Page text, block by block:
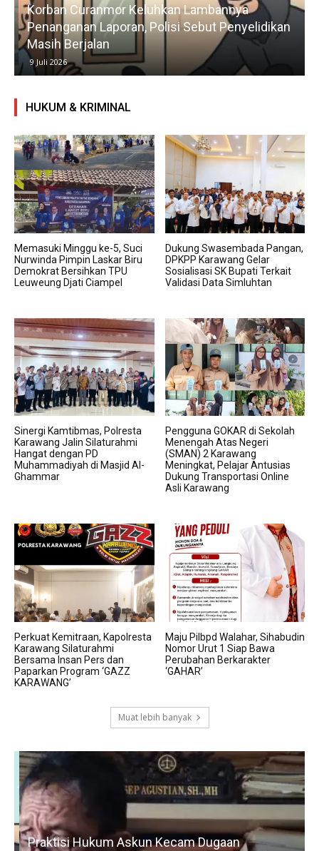
Korban Curanmor Keluhkan Lambannya
Penanganan Laporan, Polisi Sebut Penyelidikan
Masih Berjalan
9 Juli 2026
HUKUM & KRIMINAL
Memasuki Minggu ke-5, Suci
Nurwinda Pimpin Laskar Biru
Demokrat Bersihkan TPU
Leuweung Djati Ciampel
Dukung Swasembada Pangan,
DPKPP Karawang Gelar
Sosialisasi SK Bupati Terkait
Validasi Data Simluhtan
Sinergi Kamtibmas, Polresta
Karawang Jalin Silaturahmi
Hangat dengan PD
Muhammadiyah di Masjid Al-
Ghammar
Pengguna GOKAR di Sekolah
Menengah Atas Negeri
(SMAN) 2 Karawang
Meningkat, Pelajar Antusias
Dukung Transportasi Online
Asli Karawang
Perkuat Kemitraan, Kapolresta
Karawang Silaturahmi
Bersama Insan Pers dan
Paparkan Program ‘GAZZ
KARAWANG’
Maju Pilbpd Walahar, Sihabudin
Nomor Urut 1 Siap Bawa
Perubahan Berkarakter
‘GAHAR’
Muat lebih banyak
Praktisi Hukum Askun Kecam Dugaan